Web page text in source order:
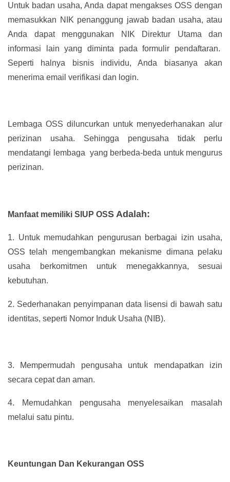
Untuk badan usaha, Anda dapat mengakses OSS dengan
memasukkan NIK penanggung jawab badan usaha, atau
Anda dapat menggunakan NIK Direktur Utama dan
informasi lain yang diminta pada formulir pendaftaran.
Seperti halnya bisnis individu, Anda biasanya akan
menerima email verifikasi dan login.
Lembaga OSS diluncurkan untuk menyederhanakan alur
perizinan usaha. Sehingga pengusaha tidak perlu
mendatangi lembaga yang berbeda-beda untuk mengurus
perizinan.
Manfaat memiliki SIUP OSS Adalah:
1. Untuk memudahkan pengurusan berbagai izin usaha,
OSS telah mengembangkan mekanisme dimana pelaku
usaha berkomitmen untuk menegakkannya, sesuai
kebutuhan.
2. Sederhanakan penyimpanan data lisensi di bawah satu
identitas, seperti Nomor Induk Usaha (NIB).
3.
Mempermudah pengusaha untuk mendapatkan izin
secara cepat dan aman.
4.
Memudahkan pengusaha menyelesaikan masalah
melalui satu pintu.
Keuntungan Dan Kekurangan OSS